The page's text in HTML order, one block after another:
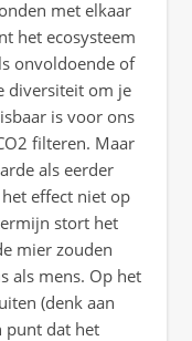
met elkaar
het ecosysteem
onvoldoende of
diversiteit om je
is voor ons
filteren. Maar
als eerder
effect niet op
stort het
mier zouden
als mens. Op het
(denk aan
punt dat het